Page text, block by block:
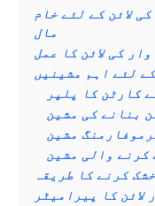
لائن کے لئے خام
مال
کی لائن کا عمل
لئے اہم مشینیں
کارٹن کا پلپر
بنانے کی مشین
مشین
کرنے والی مشین
کرنے کا طریقہ
کا پیرامیٹر